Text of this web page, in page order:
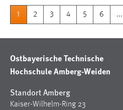
1 2 3 4 5 6
Ostbayerische Technische
Hochschule Amberg-Weiden
Standort Amberg
Kaiser-Wilhelm-Ring 23